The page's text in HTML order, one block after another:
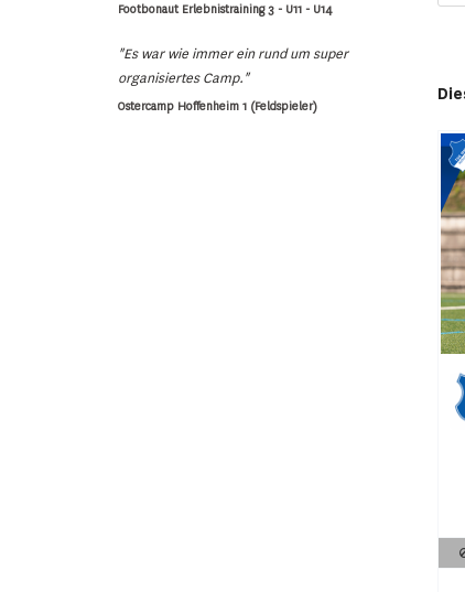
Footbonaut Erlebnistraining 3 - U11 - U14
"Es war wie immer ein rund um super
organisiertes Camp."
Ostercamp Hoffenheim 1 (Feldspieler)